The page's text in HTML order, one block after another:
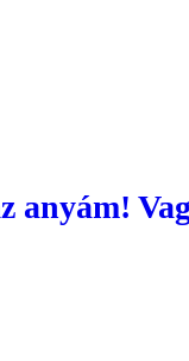
anyám!